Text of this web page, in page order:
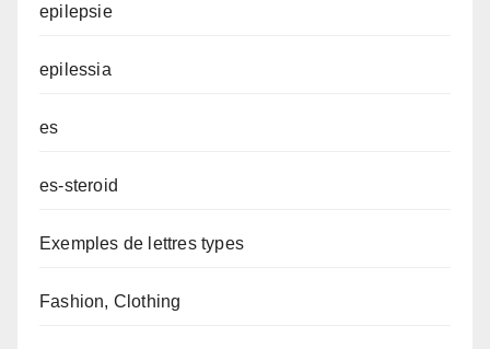
epilepsie
epilessia
es
es-steroid
Exemples de lettres types
Fashion, Clothing